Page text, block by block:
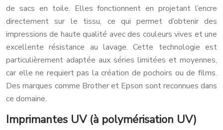
de sacs en toile. Elles fonctionnent en projetant l’encre
directement sur le tissu, ce qui permet d’obtenir des
impressions de haute qualité avec des couleurs vives et une
excellente résistance au lavage. Cette technologie est
particulièrement adaptée aux séries limitées et moyennes,
car elle ne requiert pas la création de pochoirs ou de films.
Des marques comme Brother et Epson sont reconnues dans
ce domaine.
Imprimantes UV (à polymérisation UV)